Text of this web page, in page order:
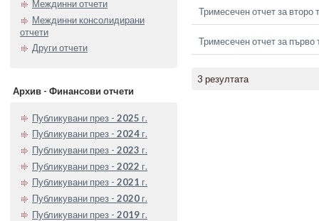
Междинни отчети
Междинни консолидирани
отчети
Други отчети
Архив - Финансови отчети
Публикувани през - 2025 г.
Публикувани през - 2024 г.
Публикувани през - 2023 г.
Публикувани през - 2022 г.
Публикувани през - 2021 г.
Публикувани през - 2020 г.
Публикувани през - 2019 г.
Тримесечен отчет за второ
Тримесечен отчет за
3 резултата